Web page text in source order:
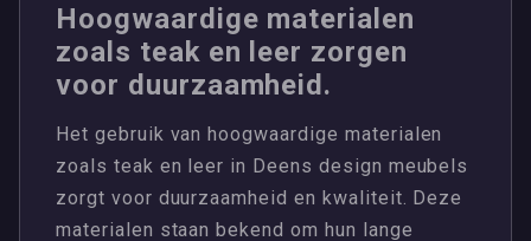
Hoogwaardige materialen
zoals teak en leer zorgen
voor duurzaamheid.
Het gebruik van hoogwaardige materialen
zoals teak en leer in Deens design meubels
zorgt voor duurzaamheid en kwaliteit. Deze
materialen staan bekend om hun lange